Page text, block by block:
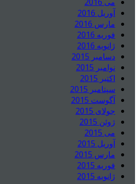
آوریل 2016
مارس 2016
فوریه 2016
ژانویه 2016
دسامبر 2015
نوامبر 2015
اکتبر 2015
سپتامبر 2015
آگوست 2015
جولای 2015
ژوئن 2015
می 2015
آوریل 2015
مارس 2015
فوریه 2015
ژانویه 2015